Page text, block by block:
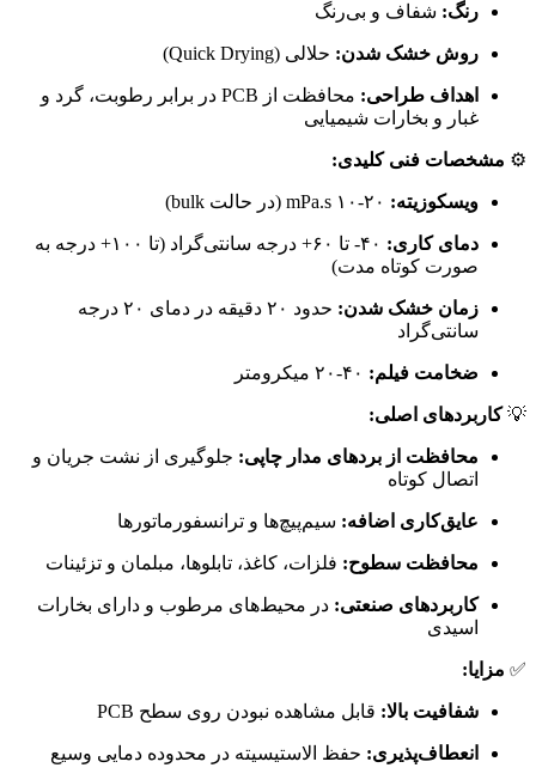
رنگ: شفاف و بی‌رنگ
روش خشک شدن: حلالی (Quick Drying)
اهداف طراحی:
محافظت از PCB در برابر رطوبت، گرد و
غبار و بخارات شیمیایی
⚙️ مشخصات فنی کلیدی:
ویسکوزیته:
دمای کاری:
۴۰- تا ۶۰+ درجه سانتی‌گراد (تا ۱۰۰+ درجه به
صورت کوتاه مدت)
زمان خشک شدن:
حدود ۲۰ دقیقه در دمای ۲۰ درجه
سانتی‌گراد
ضخامت فیلم:
💡کاربردهای اصلی:
محافظت از بردهای مدار چاپی: جلوگیری از نشت جریان و
اتصال کوتاه
عایق‌کاری اضافه: سیم‌پیچ‌ها و ترانسفورماتورها
محافظت سطوح: فلزات، کاغذ، تابلوها، مبلمان و تزئینات
کاربردهای صنعتی: در محیط‌های مرطوب و دارای بخارات
اسیدی
✅ مزایا:
شفافیت بالا: قابل مشاهده نبودن روی سطح PCB
انعطاف‌پذیری: حفظ الاستیسیته در محدوده دمایی وسیع